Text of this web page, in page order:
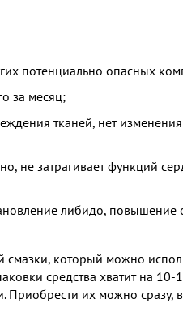
потенциально опасных
за месяц;
тканей, нет
не затрагивает функций
либидо, повышение
который можно
средства хватит на 10-
Приобрести их можно сразу,